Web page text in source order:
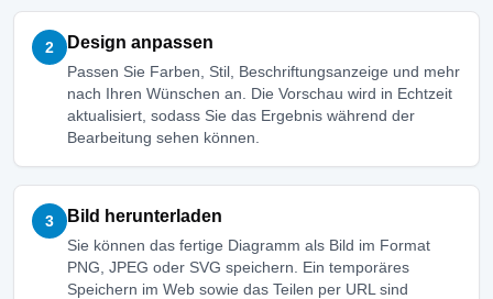
2 Design anpassen
Passen Sie Farben, Stil, Beschriftungsanzeige und mehr
nach Ihren Wünschen an. Die Vorschau wird in Echtzeit
aktualisiert, sodass Sie das Ergebnis während der
Bearbeitung sehen können.
3 Bild herunterladen
Sie können das fertige Diagramm als Bild im Format
PNG, JPEG oder SVG speichern. Ein temporäres
Speichern im Web sowie das Teilen per URL sind